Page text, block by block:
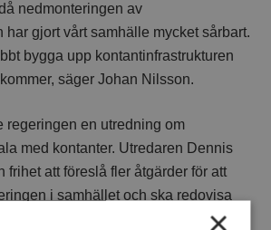
nedmonteringen av
har gjort vårt samhälle mycket sårbart.
bygga upp kontantinfrastrukturen
säger Johan Nilsson.
regeringen en utredning om
med kontanter. Utredaren Dennis
frihet att föreslå fler åtgärder för att
i samhället och ska redovisa
senast den 31 december 2024.